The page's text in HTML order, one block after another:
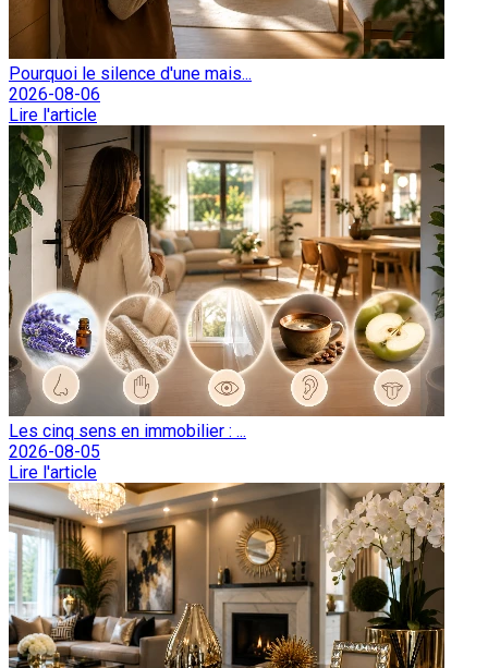
Pourquoi le silence d'une mais...
2026-08-06
Lire l'article
Les cinq sens en immobilier : ...
2026-08-05
Lire l'article